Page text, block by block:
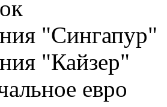
"Сингапур"
"Кайзер"
евро